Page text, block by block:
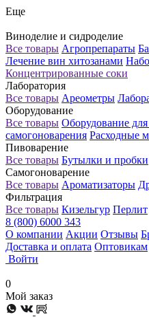
Еще
Виноделие и сидроделие
Все товары Агропрепараты
Лечение вин хитозанами
Концентрированные соки
Лаборатория
Все товары Ареометры
Оборудование
Все товары Оборудование
самогоноварения Расходные
Пивоварение
Все товары Бутылки и пробки
Самогоноварение
Все товары Ароматизаторы
Фильтрация
Все товары Кизельгур Перлит
8 (800) 6000 343
О компании Акции Отзывы
Доставка и оплата Оптовикам
Войти
0
Мой заказ